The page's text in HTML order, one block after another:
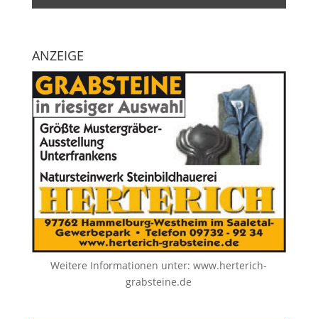
ANZEIGE
Weitere Informationen unter:www.herterich-
grabsteine.de